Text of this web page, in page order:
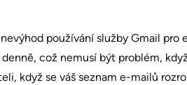
používání služby Gmail
což nemusí být problém,
když se váš seznam e-mailů